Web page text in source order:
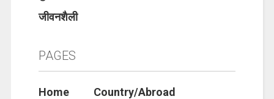
जीवनशैली
PAGES
Home
Country/Abroad